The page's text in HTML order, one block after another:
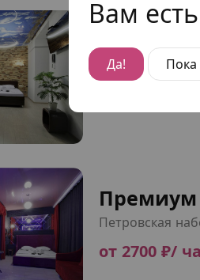
Вам
Да! Пока
Петровская
Премиум
Петровская
от 2700 ₽/